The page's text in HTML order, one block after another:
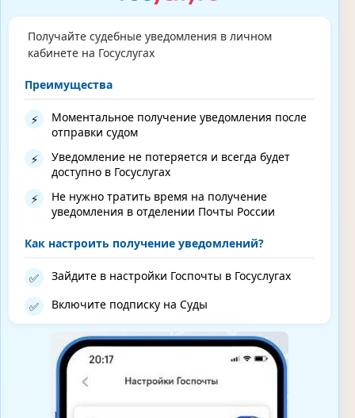
Получайте судебные уведомления в личном
кабинете на Госуслугах
Преимущества
⚡
Моментальное получение уведомления после
отправки судом
⚡
Уведомление не потеряется и всегда будет
доступно в Госуслугах
⚡
Не нужно тратить время на получение
уведомления в отделении Почты России
Как настроить получение уведомлений?
✅ Зайдите в настройки Госпочты в Госуслугах
✅ Включите подписку на Суды